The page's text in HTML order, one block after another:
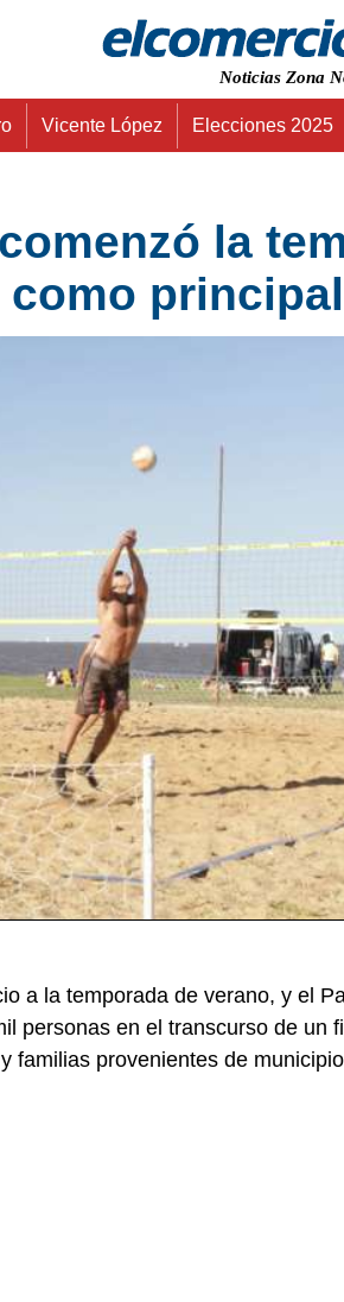
Noticias Zona
Vicente López Elecciones 2025
la
como
a la temporada de verano, y el
personas en el transcurso de un
familias provenientes de